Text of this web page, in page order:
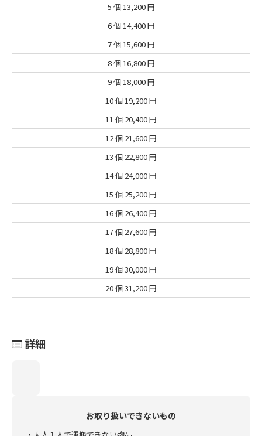
5 個 13,200 円
6 個 14,400 円
7 個 15,600 円
8 個 16,800 円
9 個 18,000 円
10 個 19,200 円
11 個 20,400 円
12 個 21,600 円
13 個 22,800 円
14 個 24,000 円
15 個 25,200 円
16 個 26,400 円
17 個 27,600 円
18 個 28,800 円
19 個30,000 円
20 個31,200 円
詳細
お取り扱いできないもの